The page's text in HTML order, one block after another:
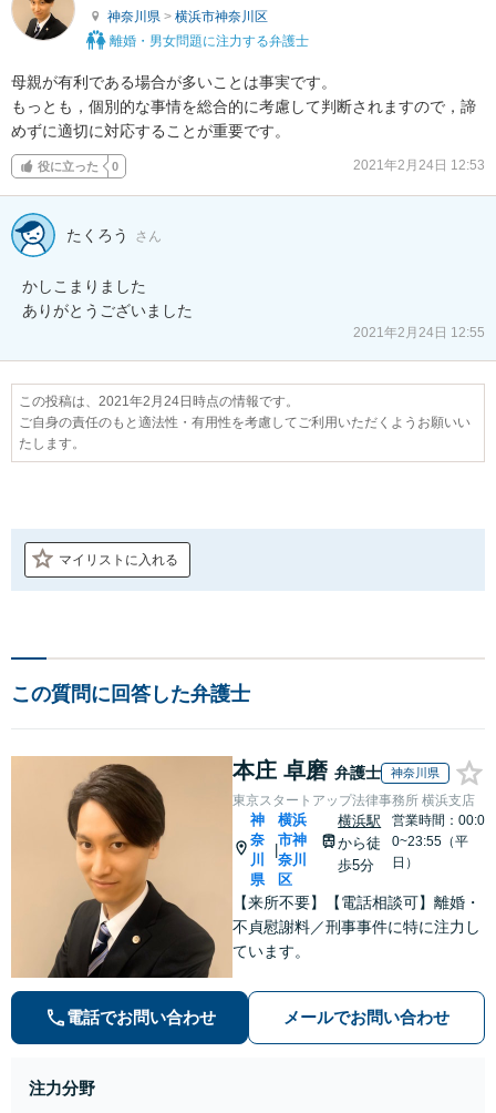
神奈川県 > 横浜市神奈川区
離婚・男女問題に注力する弁護士
母親が有利である場合が多いことは事実です。
もっとも，個別的な事情を総合的に考慮して判断されますので，諦
めずに適切に対応することが重要です。
役に立った 0 2021年2月24日 12:53
たくろう さん
かしこまりました
ありがとうございました
2021年2月24日 12:55
この投稿は、2021年2月24日時点の情報です。
ご自身の責任のもと適法性・有用性を考慮してご利用いただくようお願いい
たします。
マイリストに入れる
この質問に回答した弁護士
本庄 卓磨 弁護士 神奈川県
東京スタートアップ法律事務所 横浜支店
神
奈
川
県
横浜
市神
奈川
区
横浜駅
から徒
歩5分
営業時間：00:0
0~23:55（平
日）
【来所不要】【電話相談可】離婚・
不貞慰謝料／刑事事件に特に注力し
ています。
電話でお問い合わせ メールでお問い合わせ
注力分野